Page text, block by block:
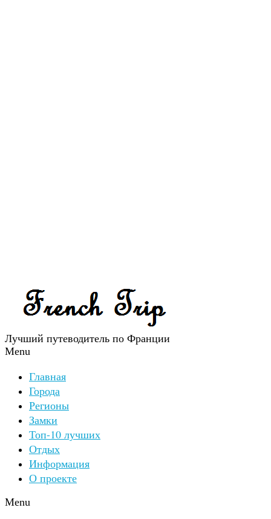
Лучший путеводитель по Франции
Menu
Главная
Города
Регионы
Замки
Топ-10 лучших
Отдых
Информация
О проекте
Menu